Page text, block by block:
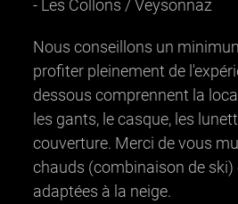
- Les Collons / Veysonnaz
Nous conseillons un
profiter pleinement de
dessous comprennent la
les gants, le casque, les
couverture. Merci de vous
chauds (combinaison de ski)
adaptées à la neige.